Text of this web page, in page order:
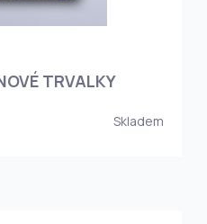
TRVALKY
Skladem